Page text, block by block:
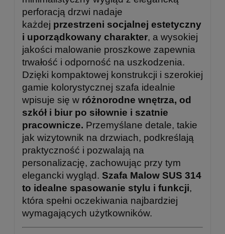
perforacją drzwi nadaje
każdej przestrzeni socjalnej estetyczny
i uporządkowany charakter, a wysokiej
jakości malowanie proszkowe zapewnia
trwałość i odporność na uszkodzenia.
Dzięki kompaktowej konstrukcji i szerokiej
gamie kolorystycznej szafa idealnie
wpisuje się w różnorodne wnętrza, od
szkół i biur po siłownie i szatnie
pracownicze. Przemyślane detale, takie
jak wizytownik na drzwiach, podkreślają
praktyczność i pozwalają na
personalizację, zachowując przy tym
elegancki wygląd. Szafa Malow SUS 314
to idealne spasowanie stylu i funkcji,
która spełni oczekiwania najbardziej
wymagających użytkowników.